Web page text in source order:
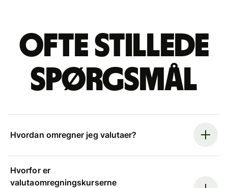
Ofte stillede
spørgsmål
Hvordan omregner jeg valutaer?
Hvorfor er
valutaomregningskurserne